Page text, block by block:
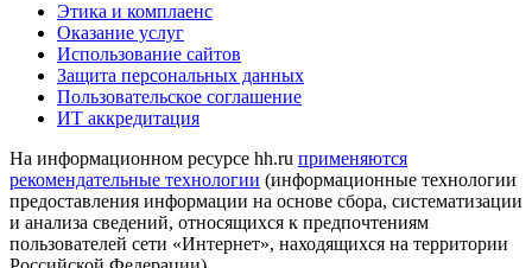
Этика и комплаенс
Оказание услуг
Использование сайтов
Защита персональных данных
Пользовательское соглашение
ИТ аккредитация
На информационном ресурсе hh.ru применяются
рекомендательные технологии (информационные технологии
предоставления информации на основе сбора, систематизации
и анализа сведений, относящихся к предпочтениям
пользователей сети «Интернет», находящихся на территории